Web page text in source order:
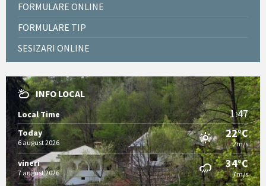
FORMULARE ONLINE
FORMULARE TIP
SESIZARI ONLINE
INFO LOCAL
Local Time 1:47
Today
6 august 2026
22°C
2m/s
vineri
7 august 2026
34°C
7m/s